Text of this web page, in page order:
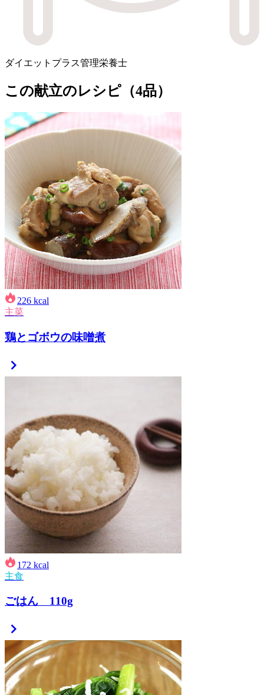
ダイエットプラス管理栄養士
この献立のレシピ（4品）
226 kcal
主菜
鶏とゴボウの味噌煮
172 kcal
主食
ごはん 110g